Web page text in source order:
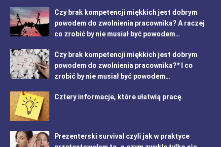
Czy brak kompetencji miękkich jest dobrym
powodem do zwolnienia pracownika? A raczej
co zrobić by nie musiał być powodem…
Czy brak kompetencji miękkich jest dobrym
powodem do zwolnienia pracownika?* I co
zrobić by nie musiał być powodem…
Cztery informacje, które ułatwią pracę.
Prezenterski survival czyli jak w praktyce